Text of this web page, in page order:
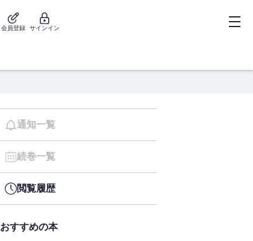
会員登録 サインイン
通知一覧
続巻一覧
閲覧履歴
おすすめの本